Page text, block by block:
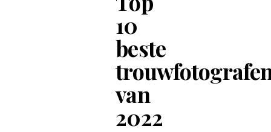
10
beste
van
2022